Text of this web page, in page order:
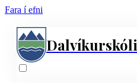
Fara í efni
Dalvíkurskóli